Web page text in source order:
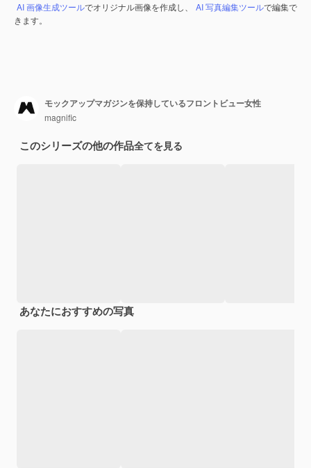
AI 画像生成ツールでオリジナル画像を作成し、 AI 写真編集ツールで編集で
きます。
モックアップマガジンを保持しているフロントビュー女性
magnific
このシリーズの他の作品全てを見る
あなたにおすすめの写真